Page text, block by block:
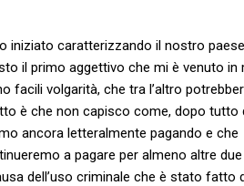
iniziato caratterizzando il nostro
il primo aggettivo che mi è venuto in
facili volgarità, che tra l’altro
è che non capisco come, dopo tutto
ancora letteralmente pagando e che
a pagare per almeno altre
dell’uso criminale che è stato fatto